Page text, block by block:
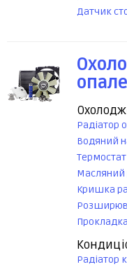
Датчик
Радіатор
Водяний
Термостат
Масляний
Кришка
Радіатор